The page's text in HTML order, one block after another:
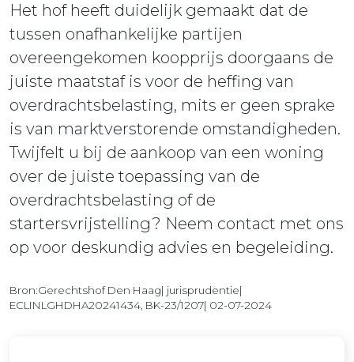
Het hof heeft duidelijk gemaakt dat de
tussen onafhankelijke partijen
overeengekomen koopprijs doorgaans de
juiste maatstaf is voor de heffing van
overdrachtsbelasting, mits er geen sprake
is van marktverstorende omstandigheden.
Twijfelt u bij de aankoop van een woning
over de juiste toepassing van de
overdrachtsbelasting of de
startersvrijstelling? Neem contact met ons
op voor deskundig advies en begeleiding.
Bron:Gerechtshof Den Haag| jurisprudentie|
ECLINLGHDHA20241434, BK-23/1207| 02-07-2024